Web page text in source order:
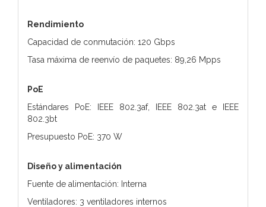
Rendimiento
Capacidad de conmutación: 120 Gbps
Tasa máxima de reenvío de paquetes: 89,26 Mpps
PoE
Estándares PoE: IEEE 802.3af, IEEE 802.3at e IEEE
802.3bt
Presupuesto PoE: 370 W
Diseño y alimentación
Fuente de alimentación: Interna
Ventiladores: 3 ventiladores internos